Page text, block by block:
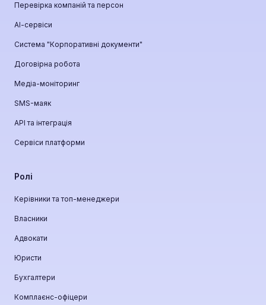
Перевірка компаній та персон
АІ-сервіси
Система "Корпоративні документи"
Договірна робота
Медіа-моніторинг
SMS-маяк
API та інтеграція
Сервіси платформи
Ролі
Керівники та топ-менеджери
Власники
Адвокати
Юристи
Бухгалтери
Комплаєнс-офіцери